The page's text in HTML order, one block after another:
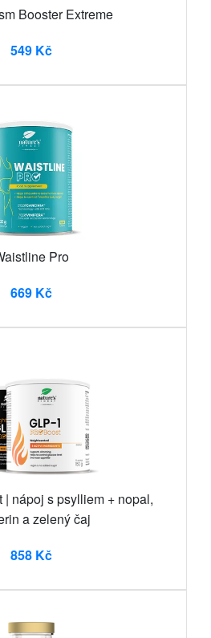
Booster Extreme
549 Kč
Pro
669 Kč
| nápoj s psylliem + nopal,
a zelený čaj
858 Kč